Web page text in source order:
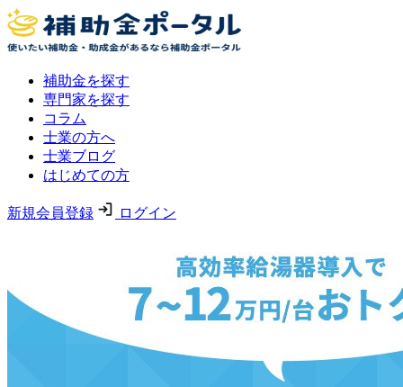
補助金を探す
専門家を探す
コラム
士業の方へ
士業ブログ
はじめての方
新規会員登録 ログイン